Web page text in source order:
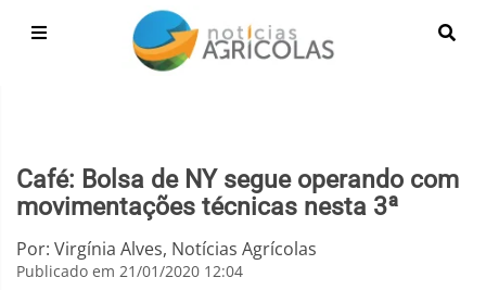
Café: Bolsa de NY segue operando com
movimentações técnicas nesta 3ª
Por: Virgínia Alves, Notícias Agrícolas
Publicado em 21/01/2020 12:04